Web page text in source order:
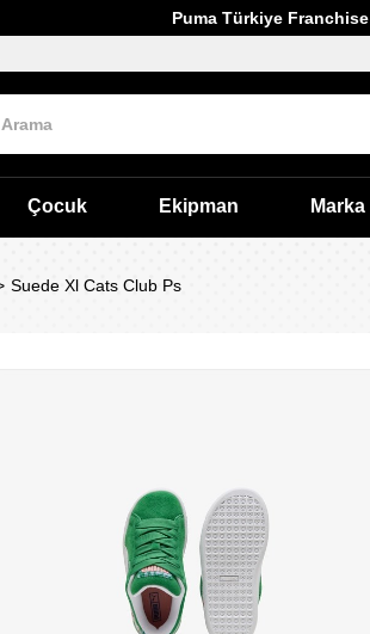
Puma Türkiye Franchise
Çocuk Ekipman Marka
Suede Xl Cats Club Ps